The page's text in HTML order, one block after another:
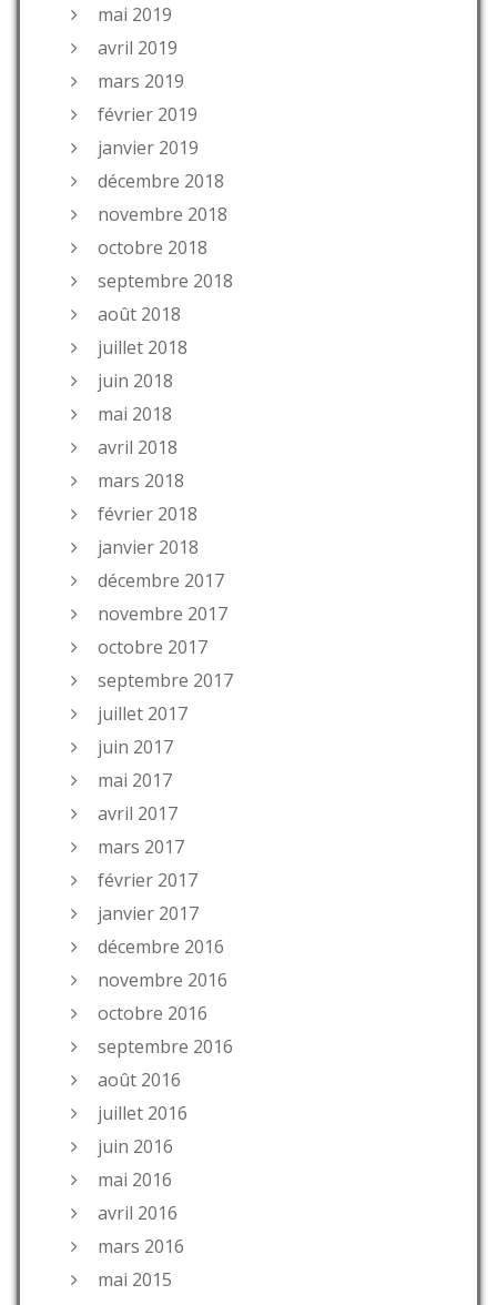
mai 2019
avril 2019
mars 2019
février 2019
janvier 2019
décembre 2018
novembre 2018
octobre 2018
septembre 2018
août 2018
juillet 2018
juin 2018
mai 2018
avril 2018
mars 2018
février 2018
janvier 2018
décembre 2017
novembre 2017
octobre 2017
septembre 2017
juillet 2017
juin 2017
mai 2017
avril 2017
mars 2017
février 2017
janvier 2017
décembre 2016
novembre 2016
octobre 2016
septembre 2016
août 2016
juillet 2016
juin 2016
mai 2016
avril 2016
mars 2016
mai 2015